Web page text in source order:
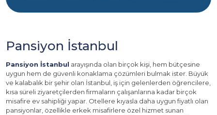
Pansiyon İstanbul
Pansiyon İstanbul arayışında olan birçok kişi, hem bütçesine
uygun hem de güvenli konaklama çözümleri bulmak ister. Büyük
ve kalabalık bir şehir olan İstanbul, iş için gelenlerden öğrencilere,
kısa süreli ziyaretçilerden firmaların çalışanlarına kadar birçok
misafire ev sahipliği yapar. Otellere kıyasla daha uygun fiyatlı olan
pansiyonlar, özellikle erkek misafirlere özel hizmet sunan